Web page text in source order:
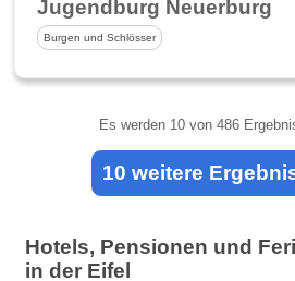
Jugendburg Neuerburg
Burgen und Schlösser
Es werden 10 von 486
10 weitere
Hotels, Pensionen und
in der Eifel